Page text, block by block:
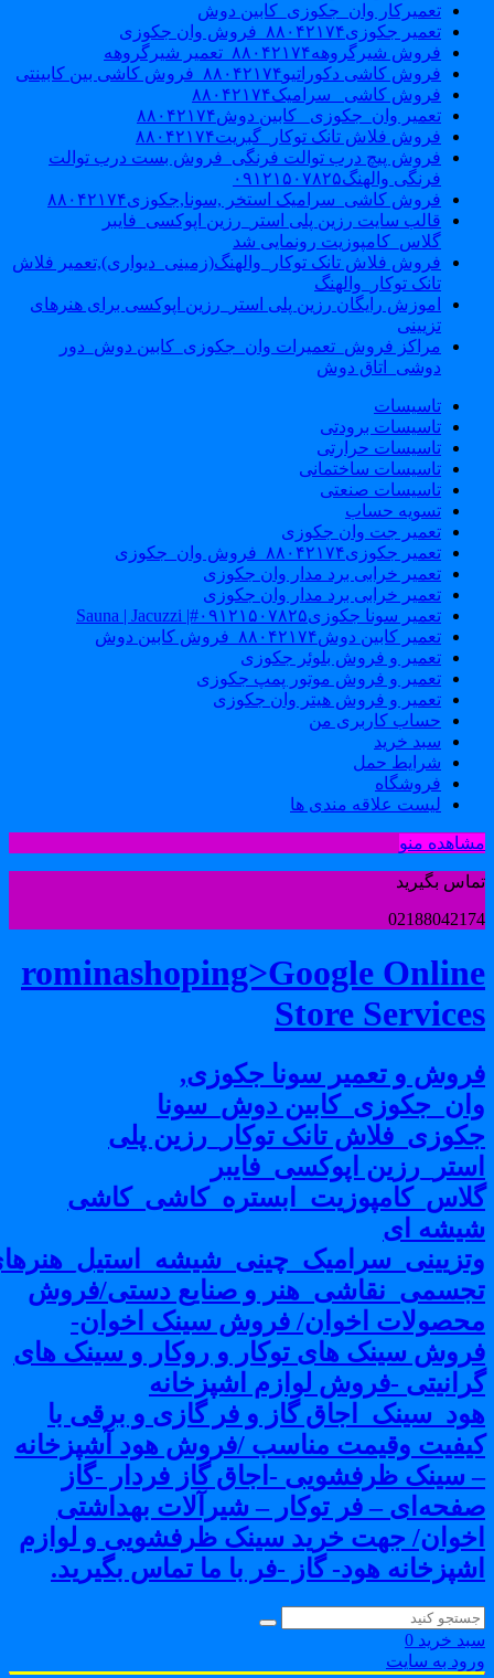
تعمیرکار وان_جکوزی_کابین دوش
تعمیر جکوزی۸۸۰۴۲۱۷۴_فروش وان جکوزی
فروش شیرگروهه۸۸۰۴۲۱۷۴_تعمیر شیرگروهه
فروش کاشی دکوراتیو۸۸۰۴۲۱۷۴_فروش کاشی بین کابینتی
فروش کاشی _سرامیک۸۸۰۴۲۱۷۴
تعمیر وان_جکوزی_ کابین دوش۸۸۰۴۲۱۷۴
فروش فلاش تانک توکار_گبریت۸۸۰۴۲۱۷۴
فروش پیچ درب توالت فرنگی_فروش بست درب توالت
فرنگی والهنگ۰۹۱۲۱۵۰۷۸۲۵
فروش کاشی_سرامیک استخر ,سونا,جکوزی۸۸۰۴۲۱۷۴
قالب سایت رزین پلی استر_رزین اپوکسی_فایبر
گلاس_کامپوزیت رونمایی شد
فروش فلاش تانک توکار_والهنگ(زمینی_دیواری),تعمیر فلاش
تانک توکار_والهنگ
اموزش رایگان رزین پلی استر_رزین اپوکسی برای هنرهای
تزیینی
مراکز فروش_تعمیرات وان_جکوزی_کابین دوش_دور
دوشی_اتاق دوش
تاسیسات
تاسیسات برودتی
تاسیسات حرارتی
تاسیسات ساختمانی
تاسیسات صنعتی
تسویه حساب
تعمیر جت وان جکوزی
تعمیر جکوزی۸۸۰۴۲۱۷۴_فروش وان_جکوزی
تعمیر خرابی برد مدار وان جکوزی
تعمیر خرابی برد مدار وان جکوزی
تعمیر سونا جکوزی۰۹۱۲۱۵۰۷۸۲۵#| Sauna | Jacuzzi
تعمیر کابین دوش۸۸۰۴۲۱۷۴_فروش کابین دوش
تعمیر و فروش بلوئر جکوزی
تعمیر و فروش موتور پمپ جکوزی
تعمیر و فروش هیتر وان جکوزی
حساب کاربری من
سبد خرید
شرایط حمل
فروشگاه
لیست علاقه مندی ها
منو
بگیرید
rominashoping>Google
Store
و تعمیر سونا جکوزی,
دوش_سونا
تانک توکار_رزین پلی
اپوکسی_فایبر
ای
و صنایع دستی/فروش
اخوان/ فروش سینک اخوان-
سینک های توکار و روکار و سینک های
-فروش لوازم اشپزخانه
گاز و فر گازی و برقی با
وقیمت مناسب /فروش هود آشپزخانه
سینک ظرفشویی -اجاق گاز فردار -گاز
– فر توکار – شیرآلات بهداشتی
جهت خرید سینک ظرفشویی و لوازم
هود- گاز -فر با ما تماس بگیرید.
خرید 0
به سایت